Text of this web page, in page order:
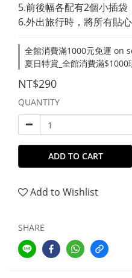
5.前後幅各配有2個小插
6.外出旅行時，將所有貼
全館消費滿1000元免運 on
夏日特賞_全館消費滿
NT$290
QUANTITY
ADD TO CART
Add to Wishlist
SHARE